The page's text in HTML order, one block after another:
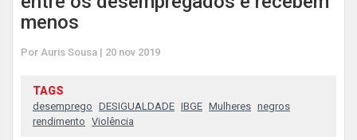
menos
Por Auris Sousa | 20 nov 2019
TAGS
desemprego DESIGUALDADE IBGE Mulheres negros
rendimento Violência